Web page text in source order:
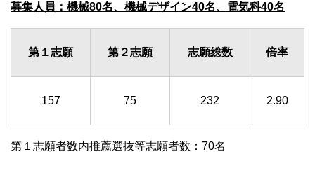
募集人員：機械80名、機械デザイン40名、電気科40名
第１志願 第２志願 志願総数 倍率
157 75 232 2.90
第１志願者数内推薦選抜等志願者数：70名